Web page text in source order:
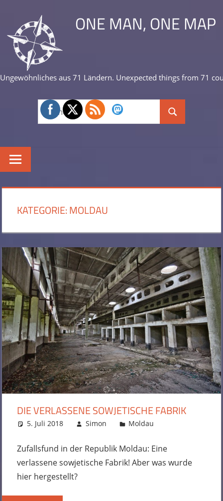
Inhalt
springen
ONE MAN, ONE MAP
Ungewöhnliches aus 71 Ländern. Unexpected things from 71
Suchen
nach:
Suchen
KATEGORIE:MOLDAU
DIE VERLASSENE SOWJETISCHE FABRIK
5. Juli 2018 Simon
Moldau
hinterlassen
Zufallsfund in der Republik Moldau: Eine
verlassene sowjetische Fabrik! Aber was wurde
hier hergestellt?